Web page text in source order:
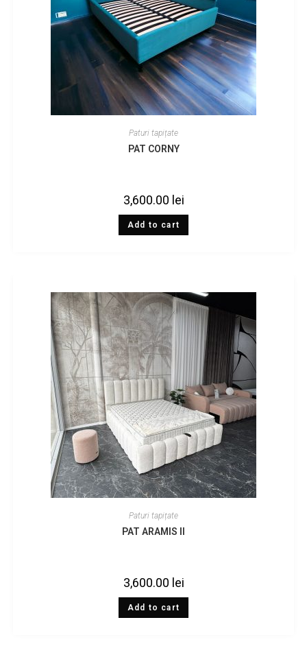
Paturi tapițate
PAT CORNY
3,600.00 lei
Add to cart
Paturi tapițate
PAT ARAMIS II
3,600.00 lei
Add to cart